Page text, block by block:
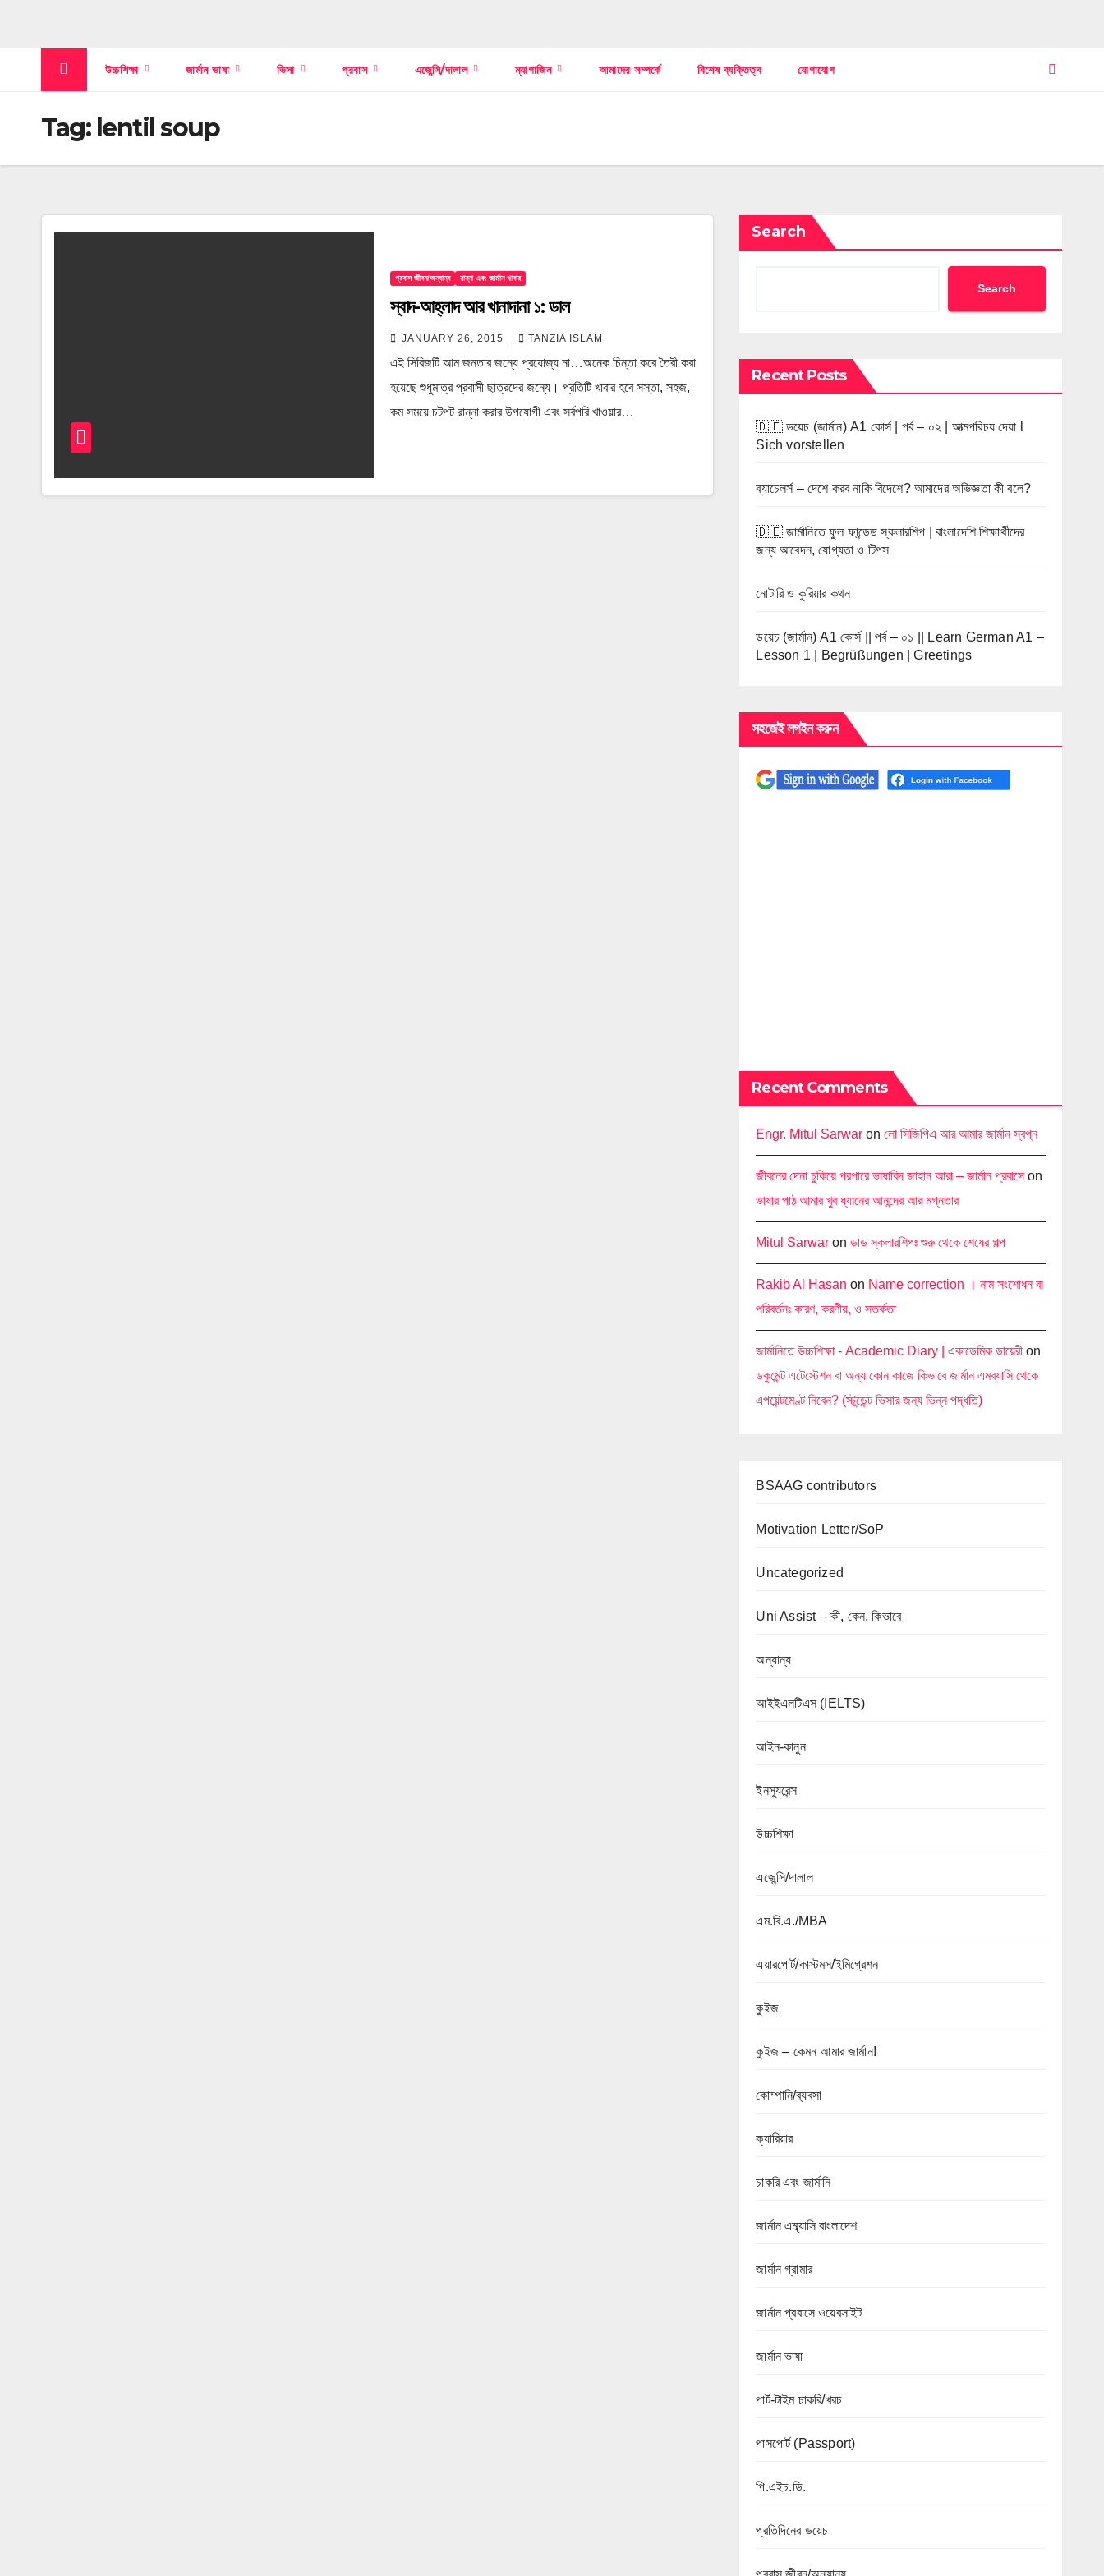
উচ্চশিক্ষা জার্মান ভাষা ভিসা প্রবাস এজেন্সি/দালাল ম্যাগাজিন আমাদের সম্পর্কে বিশেষ ব্যক্তিত্ব যোগাযোগ
Tag: lentil soup
প্রবাস জীবন/অন্যান্য রান্না এবং জার্মান খাবার
স্বাদ-আহ্লাদ আর খানাদানা ১: ডাল
JANUARY 26, 2015 TANZIA ISLAM
এই সিরিজটি আম জনতার জন্যে প্রযোজ্য না…অনেক চিন্তা করে তৈরী করা
হয়েছে শুধুমাত্র প্রবাসী ছাত্রদের জন্যে। প্রতিটি খাবার হবে সস্তা, সহজ,
কম সময়ে চটপট রান্না করার উপযোগী এবং সর্বপরি খাওয়ার…
Search
Search
Recent Posts
🇩🇪 ডয়েচ (জার্মান) A1 কোর্স | পর্ব – ০২ | আত্মপরিচয় দেয়া l
Sich vorstellen
ব্যাচেলর্স – দেশে করব নাকি বিদেশে? আমাদের অভিজ্ঞতা কী বলে?
🇩🇪 জার্মানিতে ফুল ফান্ডেড স্কলারশিপ | বাংলাদেশি শিক্ষার্থীদের
জন্য আবেদন, যোগ্যতা ও টিপস
নোটারি ও কুরিয়ার কথন
ডয়েচ (জার্মান) A1 কোর্স || পর্ব – ০১ || Learn German A1 –
Lesson 1 | Begrüßungen | Greetings
সহজেই লগইন করুন
Recent Comments
Engr. Mitul Sarwar onলো সিজিপিএ আর আমার জার্মান স্বপ্ন
জীবনের দেনা চুকিয়ে পরপারে ভাষাবিদ জাহান আরা – জার্মান প্রবাসেon
ভাষার পাঠ আমার খুব ধ্যানের আনন্দের আর মগ্নতার
Mitul Sarwar onডাড স্কলারশিপঃ শুরু থেকে শেষের গল্প
Rakib Al Hasan on Name correction । নাম সংশোধন বা
পরিবর্তনঃ কারণ, করণীয়, ও সতর্কতা
জার্মানিতে উচ্চশিক্ষা - Academic Diary | একাডেমিক ডায়েরী on
ডকুমেন্ট এটেস্টেশন বা অন্য কোন কাজে কিভাবে জার্মান এমব্যাসি থেকে
এপয়েন্টমেণ্ট নিবেন? (স্টুডেন্ট ভিসার জন্য ভিন্ন পদ্ধতি)
BSAAG contributors
Motivation Letter/SoP
Uncategorized
Uni Assist – কী, কেন, কিভাবে
অন্যান্য
আইইএলটিএস (IELTS)
আইন-কানুন
ইনস্যুরেন্স
উচ্চশিক্ষা
এজেন্সি/দালাল
এম.বি.এ./MBA
এয়ারপোর্ট/কাস্টমস/ইমিগ্রেশন
কুইজ
কুইজ – কেমন আমার জার্মান!
কোম্পানি/ব্যবসা
ক্যারিয়ার
চাকরি এবং জার্মানি
জার্মান এম্ব্যাসি বাংলাদেশ
জার্মান গ্রামার
জার্মান প্রবাসে ওয়েবসাইট
জার্মান ভাষা
পার্ট-টাইম চাকরি/খরচ
পাসপোর্ট (Passport)
পি.এইচ.ডি.
প্রতিদিনের ডয়েচ